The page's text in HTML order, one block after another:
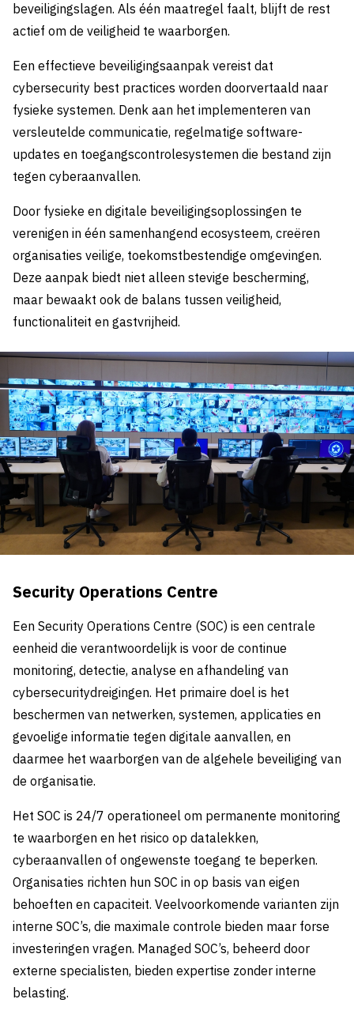
beveiligingslagen. Als één maatregel faalt, blijft de rest
actief om de veiligheid te waarborgen.
Een effectieve beveiligingsaanpak vereist dat
cybersecurity best practices worden doorvertaald naar
fysieke systemen. Denk aan het implementeren van
versleutelde communicatie, regelmatige software-
updates en toegangscontrolesystemen die bestand zijn
tegen cyberaanvallen.
Door fysieke en digitale beveiligingsoplossingen te
verenigen in één samenhangend ecosysteem, creëren
organisaties veilige, toekomstbestendige omgevingen.
Deze aanpak biedt niet alleen stevige bescherming,
maar bewaakt ook de balans tussen veiligheid,
functionaliteit en gastvrijheid.
Security Operations Centre
Een Security Operations Centre (SOC) is een centrale
eenheid die verantwoordelijk is voor de continue
monitoring, detectie, analyse en afhandeling van
cybersecuritydreigingen. Het primaire doel is het
beschermen van netwerken, systemen, applicaties en
gevoelige informatie tegen digitale aanvallen, en
daarmee het waarborgen van de algehele beveiliging van
de organisatie.
Het SOC is 24/7 operationeel om permanente monitoring
te waarborgen en het risico op datalekken,
cyberaanvallen of ongewenste toegang te beperken.
Organisaties richten hun SOC in op basis van eigen
behoeften en capaciteit. Veelvoorkomende varianten zijn
interne SOC’s, die maximale controle bieden maar forse
investeringen vragen. Managed SOC’s, beheerd door
externe specialisten, bieden expertise zonder interne
belasting.